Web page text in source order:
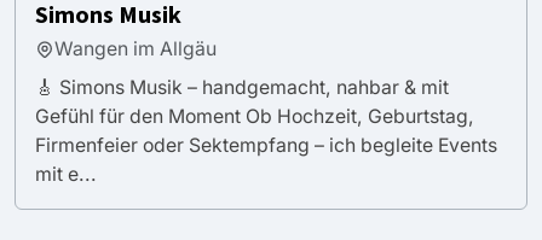
Simons Musik
Wangen im Allgäu
🎸 Simons Musik – handgemacht, nahbar & mit
Gefühl für den Moment Ob Hochzeit, Geburtstag,
Firmenfeier oder Sektempfang – ich begleite Events
mit e...